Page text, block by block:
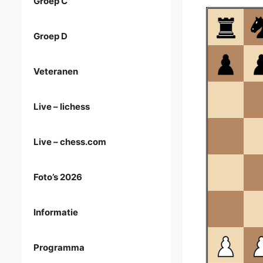
Groep D
Veteranen
Live – lichess
Live – chess.com
Foto’s 2026
Informatie
Programma